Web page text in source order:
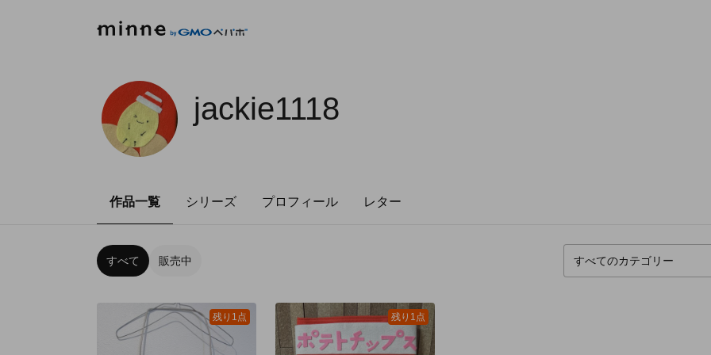
jackie1118
作品一覧 シリーズ プロフィール レター
すべて 販売中
残り1点 残り1点